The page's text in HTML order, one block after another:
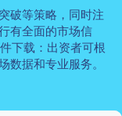
破等策略，同时注
有全面的市场信
下载：出资者可根
据和专业服务。